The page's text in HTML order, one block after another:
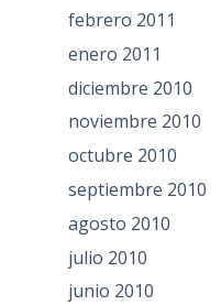
febrero 2011
enero 2011
diciembre 2010
noviembre 2010
octubre 2010
septiembre 2010
agosto 2010
julio 2010
junio 2010